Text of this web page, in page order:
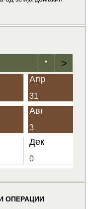
▼ >
Апр
31
Авг
3
Дек
0
ОПЕРАЦИИ